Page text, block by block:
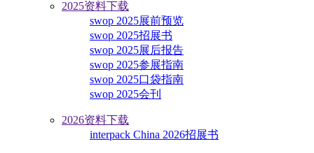
2025资料下载
swop 2025展前预览
swop 2025招展书
swop 2025展后报告
swop 2025参展指南
swop 2025口袋指南
swop 2025会刊
2026资料下载
interpack China 2026招展书